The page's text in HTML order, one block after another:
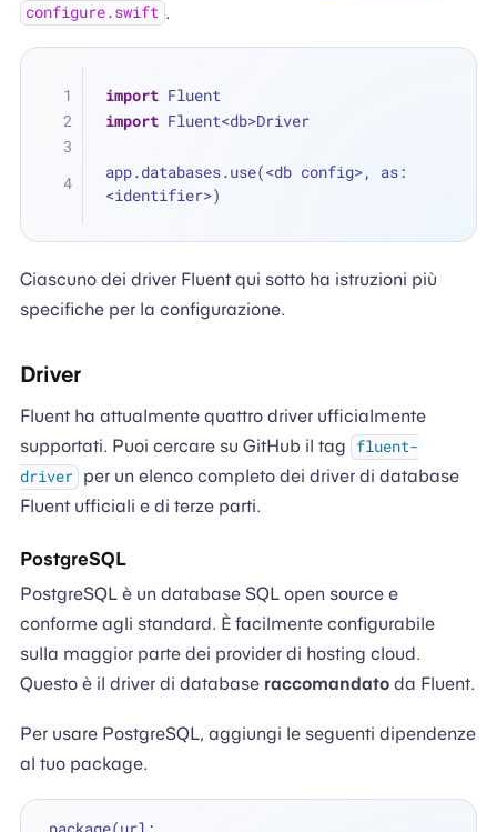
configure.swift .
import Fluent
import Fluent<db>Driver
app.databases.use(<db config>
<identifier>)
Ciascuno dei driver Fluent qui sotto ha istruzioni più
specifiche per la configurazione.
Driver
Fluent ha attualmente quattro driver ufficialmente
supportati. Puoi cercare su GitHub il tag
fluent-
driver per un elenco completo dei driver di database
Fluent ufficiali e di terze parti.
PostgreSQL
PostgreSQL è un database SQL open source e
conforme agli standard. È facilmente configurabile
sulla maggior parte dei provider di hosting cloud.
Questo è il driver di database raccomandatoda Fluent.
Per usare PostgreSQL, aggiungi le seguenti dipendenze
al tuo package.